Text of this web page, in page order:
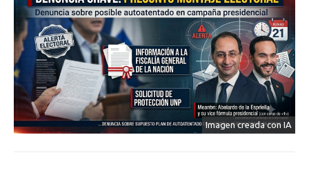
Imagen creada con IA